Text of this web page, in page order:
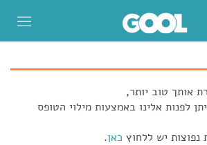
אותך טוב יותר,
לפנות אלינו באמצעות מילוי הטופס
יש ללחוץ כאן.